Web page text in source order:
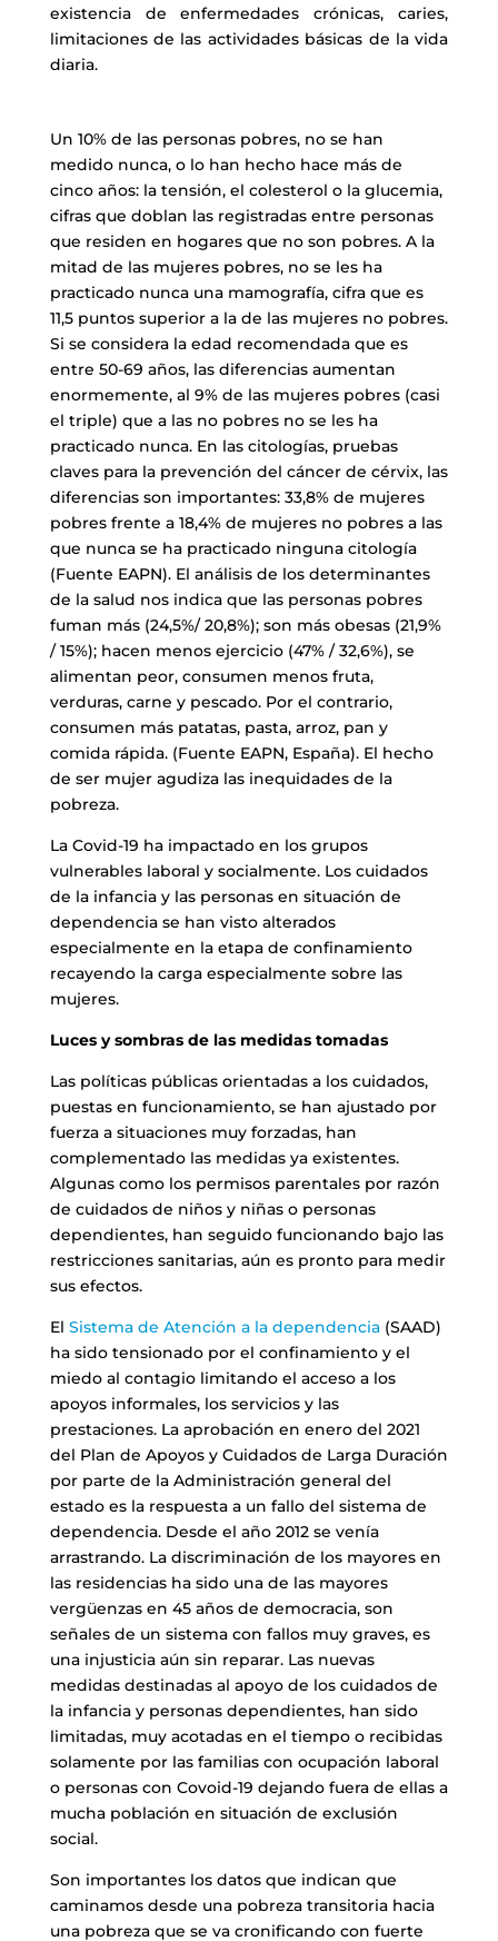
existencia de enfermedades crónicas, caries,
limitaciones de las actividades básicas de la vida
diaria.
Un 10% de las personas pobres, no se han
medido nunca, o lo han hecho hace más de
cinco años: la tensión, el colesterol o la glucemia,
cifras que doblan las registradas entre personas
que residen en hogares que no son pobres. A la
mitad de las mujeres pobres, no se les ha
practicado nunca una mamografía, cifra que es
11,5 puntos superior a la de las mujeres no pobres.
Si se considera la edad recomendada que es
entre 50-69 años, las diferencias aumentan
enormemente, al 9% de las mujeres pobres (casi
el triple) que a las no pobres no se les ha
practicado nunca. En las citologías, pruebas
claves para la prevención del cáncer de cérvix, las
diferencias son importantes: 33,8% de mujeres
pobres frente a 18,4% de mujeres no pobres a las
que nunca se ha practicado ninguna citología
(Fuente EAPN). El análisis de los determinantes
de la salud nos indica que las personas pobres
fuman más (24,5%/ 20,8%); son más obesas (21,9%
/ 15%); hacen menos ejercicio (47% / 32,6%), se
alimentan peor, consumen menos fruta,
verduras, carne y pescado. Por el contrario,
consumen más patatas, pasta, arroz, pan y
comida rápida. (Fuente EAPN, España). El hecho
de ser mujer agudiza las inequidades de la
pobreza.
La Covid-19 ha impactado en los grupos
vulnerables laboral y socialmente. Los cuidados
de la infancia y las personas en situación de
dependencia se han visto alterados
especialmente en la etapa de confinamiento
recayendo la carga especialmente sobre las
mujeres.
Luces y sombras de las medidas tomadas
Las políticas públicas orientadas a los cuidados,
puestas en funcionamiento, se han ajustado por
fuerza a situaciones muy forzadas, han
complementado las medidas ya existentes.
Algunas como los permisos parentales por razón
de cuidados de niños y niñas o personas
dependientes, han seguido funcionando bajo las
restricciones sanitarias, aún es pronto para medir
sus efectos.
El Sistema de Atención a la dependencia(SAAD)
ha sido tensionado por el confinamiento y el
miedo al contagio limitando el acceso a los
apoyos informales, los servicios y las
prestaciones. La aprobación en enero del 2021
del Plan de Apoyos y Cuidados de Larga Duración
por parte de la Administración general del
estado es la respuesta a un fallo del sistema de
dependencia. Desde el año 2012 se venía
arrastrando. La discriminación de los mayores en
las residencias ha sido una de las mayores
vergüenzas en 45 años de democracia, son
señales de un sistema con fallos muy graves, es
una injusticia aún sin reparar. Las nuevas
medidas destinadas al apoyo de los cuidados de
la infancia y personas dependientes, han sido
limitadas, muy acotadas en el tiempo o recibidas
solamente por las familias con ocupación laboral
o personas con Covoid-19 dejando fuera de ellas a
mucha población en situación de exclusión
social.
Son importantes los datos que indican que
caminamos desde una pobreza transitoria hacia
una pobreza que se va cronificando con fuerte